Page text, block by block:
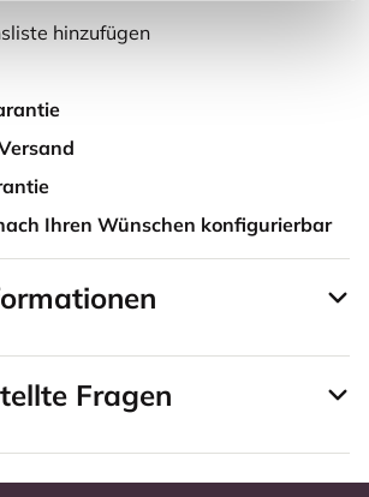
hinzufügen
Ihren Wünschen konfigurierbar
Fragen